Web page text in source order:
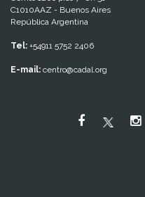
C1010AAZ - Buenos Aires
República Argentina
Tel: +54911 5752 2406
E-mail: centro@cadal.org